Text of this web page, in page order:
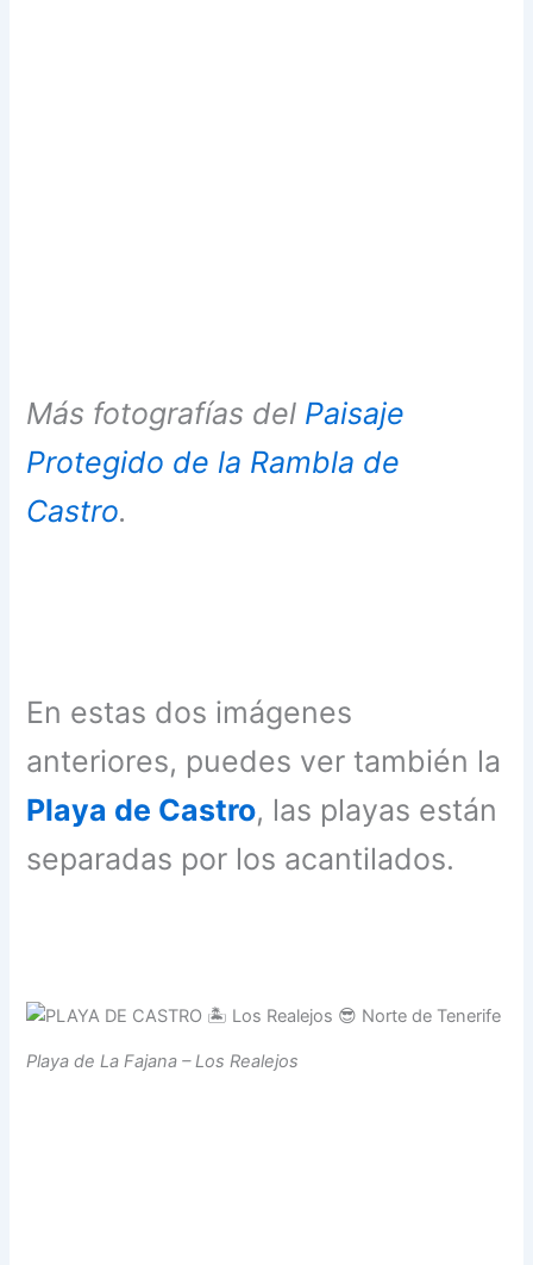
Más fotografías del Paisaje
Protegido de la Rambla de
Castro.
En estas dos imágenes
anteriores, puedes ver también la
Playa de Castro, las playas están
separadas por los acantilados.
Playa de La Fajana – Los Realejos